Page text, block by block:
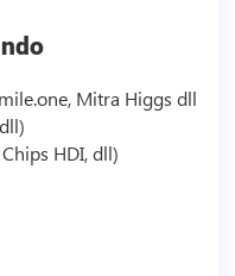
Mitra Higgs dll
HDI, dll)